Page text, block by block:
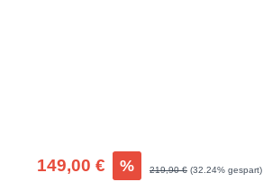
Verkaufspreis:
149,00 € % Regulärer Preis:
219,90 € (32.24% gespart)